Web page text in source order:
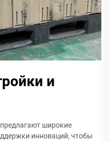
и
широкие
инноваций, чтобы